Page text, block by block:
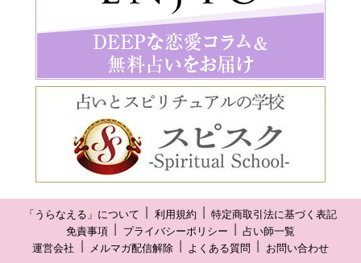
「うらなえる」について 利用規約
特定商取引法に基づく表記
免責事項
プライバシーポリシー
占い師一覧
運営会社
メルマガ配信解除 よくある質問 お問い合わせ